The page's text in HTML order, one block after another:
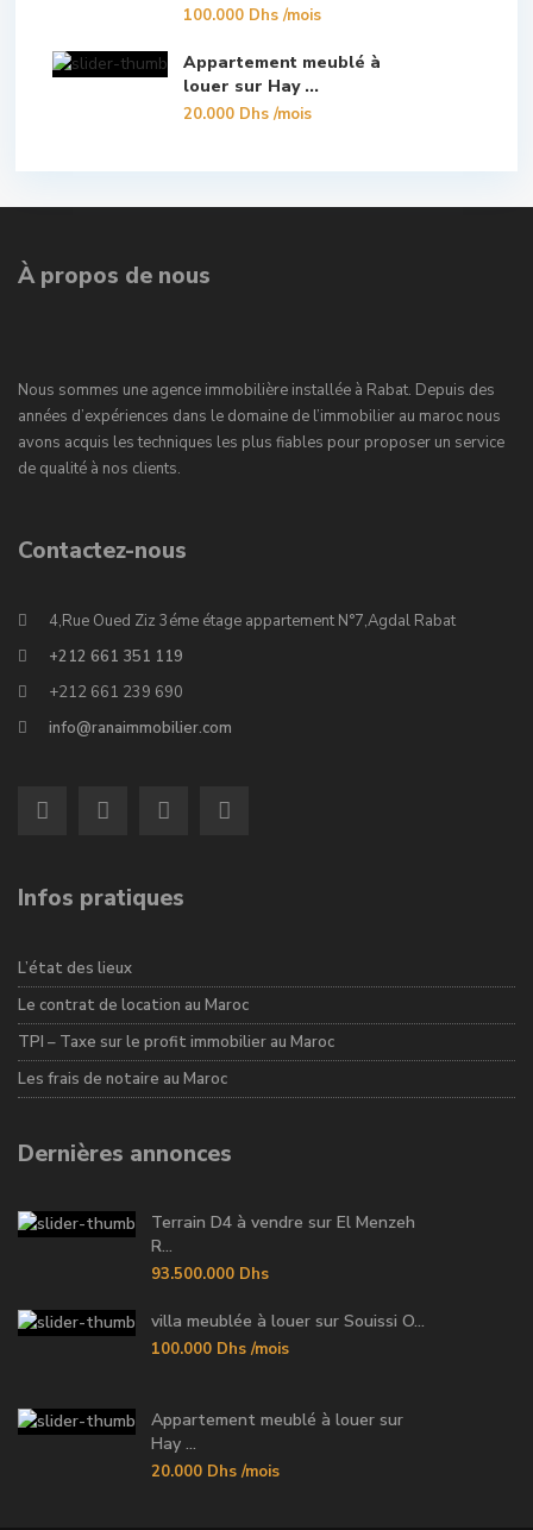
100.000 Dhs/mois
Appartement meublé à
louer sur Hay ...
20.000 Dhs/mois
À propos de nous
Nous sommes une agence immobilière installée à Rabat. Depuis des
années d’expériences dans le domaine de l’immobilier au maroc nous
avons acquis les techniques les plus fiables pour proposer un service
de qualité à nos clients.
Contactez-nous
4,Rue Oued Ziz 3éme étage appartement N°7,Agdal Rabat
+212 661 351 119
+212 661 239 690
info@ranaimmobilier.com
Infos pratiques
L’état des lieux
Le contrat de location au Maroc
TPI – Taxe sur le profit immobilier au Maroc
Les frais de notaire au Maroc
Dernières annonces
Terrain D4 à vendre sur El Menzeh
R...
93.500.000 Dhs
villa meublée à louer sur Souissi O...
100.000 Dhs /mois
Appartement meublé à louer sur
Hay ...
20.000 Dhs /mois